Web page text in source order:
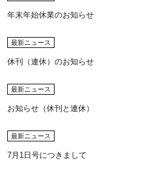
年末年始休業のお知らせ
最新ニュース
休刊（連休）のお知らせ
最新ニュース
お知らせ（休刊と連休）
最新ニュース
7月1日号につきまして